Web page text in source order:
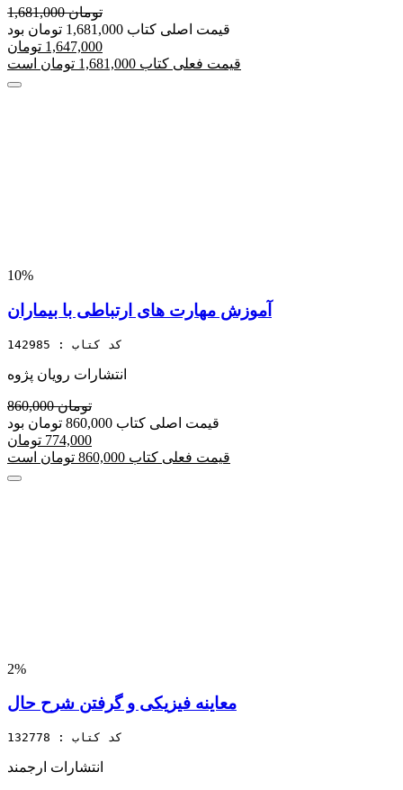
1,681,000 تومان
قیمت اصلی کتاب 1,681,000 تومان بود
1,647,000 تومان
قیمت فعلی کتاب 1,681,000 تومان است
10%
آموزش مهارت های ارتباطی با بیماران
کد کتاب : 142985
انتشارات رویان پژوه
860,000 تومان
قیمت اصلی کتاب 860,000 تومان بود
774,000 تومان
قیمت فعلی کتاب 860,000 تومان است
2%
معاینه فیزیکی و گرفتن شرح حال
کد کتاب : 132778
انتشارات ارجمند